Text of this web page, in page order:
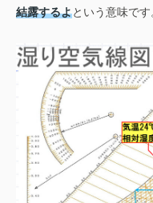
結露するよという意味です